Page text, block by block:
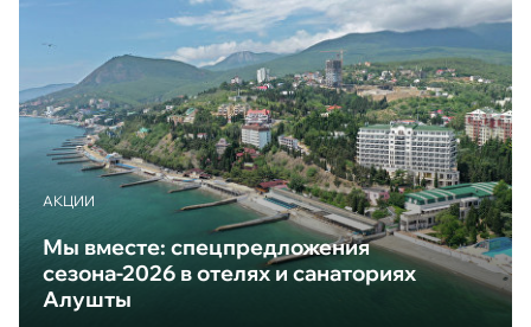
АКЦИИ
Мы вместе: спецпредложения
сезона-2026 в отелях и санаториях
Алушты